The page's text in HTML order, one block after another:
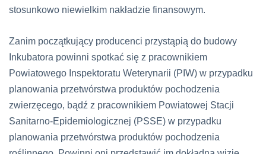
stosunkowo niewielkim nakładzie finansowym.
Zanim początkujący producenci przystąpią do budowy
Inkubatora powinni spotkać się z pracownikiem
Powiatowego Inspektoratu Weterynarii (PIW) w przypadku
planowania przetwórstwa produktów pochodzenia
zwierzęcego, bądź z pracownikiem Powiatowej Stacji
Sanitarno-Epidemiologicznej (PSSE) w przypadku
planowania przetwórstwa produktów pochodzenia